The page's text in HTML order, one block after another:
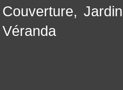
Couverture,Jardin
Véranda